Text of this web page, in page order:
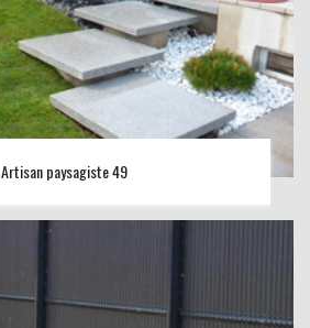
Artisan paysagiste 49